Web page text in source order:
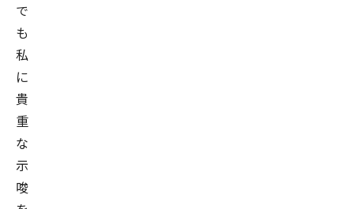
で
も
私
に
貴
重
な
示
唆